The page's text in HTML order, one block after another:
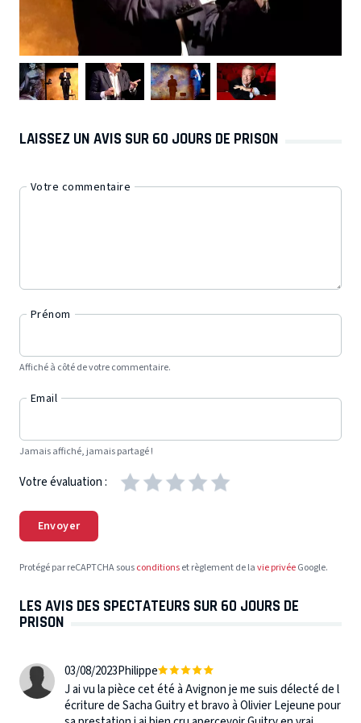
LAISSEZ UN AVIS SUR 60 JOURS DE PRISON
Votre commentaire
Prénom
Affiché à côté de votre commentaire.
Email
Jamais affiché, jamais partagé !
Votre évaluation :
Envoyer
Protégé par reCAPTCHA sousconditionset règlement de lavie privéeGoogle.
LES AVIS DES SPECTATEURS SUR 60 JOURS DE
PRISON
03/08/2023Philippe
J ai vu la pièce cet été à Avignon je me suis délecté de l
écriture de Sacha Guitry et bravo à Olivier Lejeune pour